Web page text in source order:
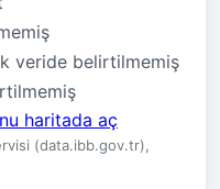
veride belirtilmemiş
haritada aç
(data.ibb.gov.tr),